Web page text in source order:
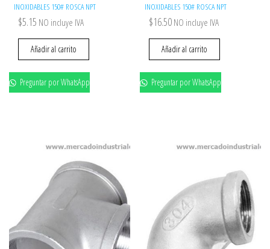
INOXIDABLES 150# ROSCA NPT
$5.15 NO incluye IVA
Añadir al carrito
Preguntar por WhatsApp
INOXIDABLES 150# ROSCA NPT
$16.50 NO incluye IVA
Añadir al carrito
Preguntar por WhatsApp